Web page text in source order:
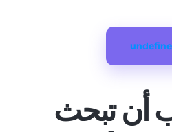
أن تبحث